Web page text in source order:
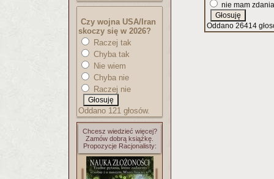
Czy wojna USA/Iran
skoczy się w 2026?
Raczej tak
Chyba tak
Nie wiem
Chyba nie
Raczej nie
Oddano 121 głosów.
Chcesz wiedzieć więcej?
Zamów dobrą książkę.
Propozycje Racjonalisty:
nie mam zdania
Oddano 26414